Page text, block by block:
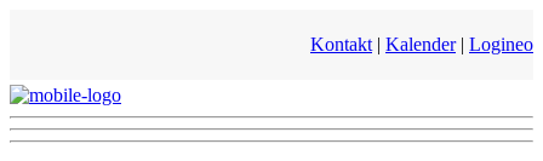
Kontakt | Kalender| Logineo